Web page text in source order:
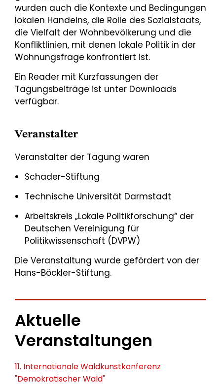
wurden auch die Kontexte und Bedingungen
lokalen Handelns, die Rolle des Sozialstaats,
die Vielfalt der Wohnbevölkerung und die
Konfliktlinien, mit denen lokale Politik in der
Wohnungsfrage konfrontiert ist.
Ein Reader mit Kurzfassungen der
Tagungsbeiträge ist unter Downloads
verfügbar.
Veranstalter
Veranstalter der Tagung waren
Schader-Stiftung
Technische Universität Darmstadt
Arbeitskreis „Lokale Politikforschung“ der
Deutschen Vereinigung für
Politikwissenschaft (DVPW)
Die Veranstaltung wurde gefördert von der
Hans-Böckler-Stiftung.
Aktuelle
Veranstaltungen
11. Internationale Waldkunstkonferenz
"Demokratischer Wald"